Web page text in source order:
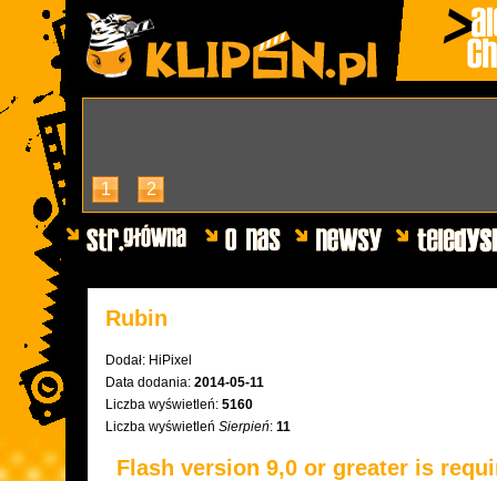
1 2
Rubin
Dodał: HiPixel
Data dodania: 2014-05-11
Liczba wyświetleń: 5160
Liczba wyświetleń Sierpień: 11
Flash version 9,0 or greater is